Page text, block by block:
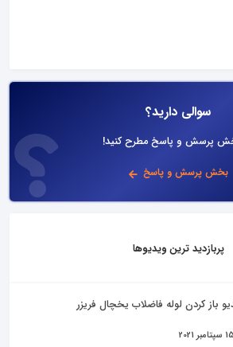
سوالی دارید؟
پرسش و پاسخ مطرح کنید!
بخش پرسش و پاسخ
پربازدید ترین ویدیوها
باز کردن لوله فاضلاب یخچال فریزر